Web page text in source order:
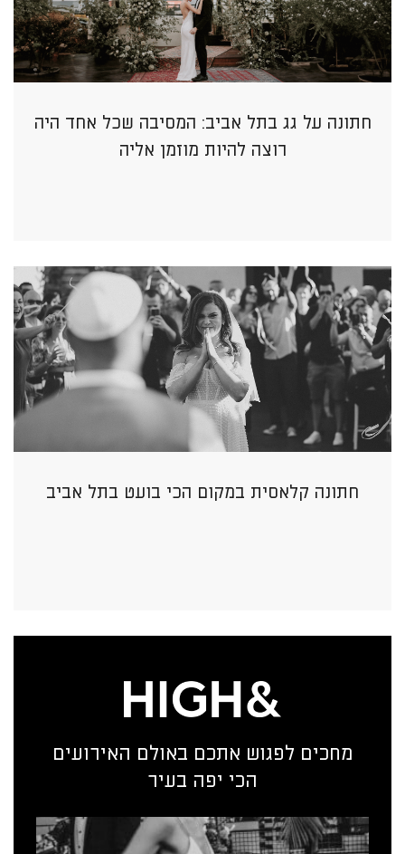
חתונה על גג בתל אביב: המסיבה שכל אחד היה
רוצה להיות מוזמן אליה
חתונה קלאסית במקום הכי בועט בתל אביב
מחכים לפגוש אתכם באולם האירועים
הכי יפה בעיר